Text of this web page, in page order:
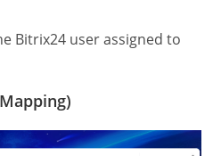
Bitrix24 user assigned to